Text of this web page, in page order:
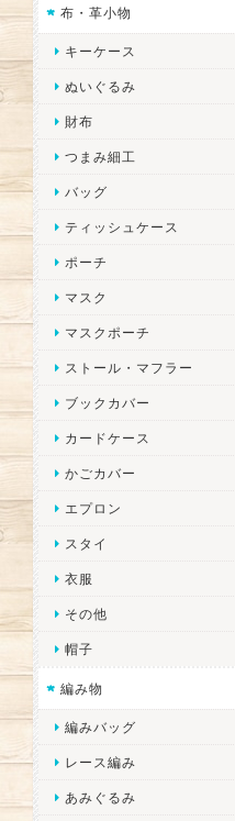
布・革小物
キーケース
ぬいぐるみ
財布
つまみ細工
バッグ
ティッシュケース
ポーチ
マスク
マスクポーチ
ストール・マフラー
ブックカバー
カードケース
かごカバー
エプロン
スタイ
衣服
その他
帽子
編み物
編みバッグ
レース編み
あみぐるみ